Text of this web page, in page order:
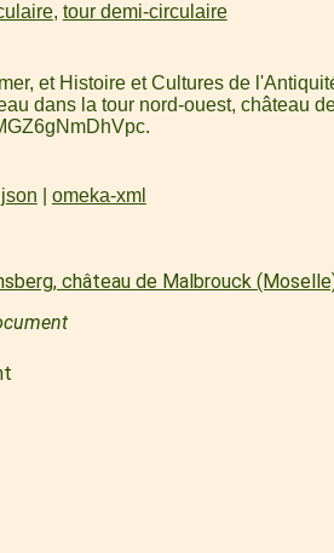
, tour demi-circulaire
et Histoire et Cultures de
dans la tour nord-ouest, château
.
json omeka-xml
château de Malbrouck